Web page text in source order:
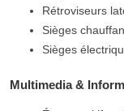
Rétroviseurs
Sièges
Sièges
Multimedia &